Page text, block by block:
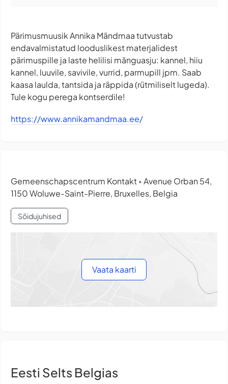
Pärimusmuusik Annika Mändmaa tutvustab
endavalmistatud looduslikest materjalidest
pärimuspille ja laste helilisi mänguasju: kannel, hiiu
kannel, luuvile, savivile, vurrid, parmupill jpm. Saab
kaasa laulda, tantsida ja räppida (rütmiliselt lugeda).
Tule kogu perega kontserdile!
https://www.annikamandmaa.ee/
Gemeenschapscentrum Kontakt • Avenue Orban 54,
1150 Woluwe-Saint-Pierre, Bruxelles, Belgia
Sõidujuhised
Vaata kaarti
Eesti Selts Belgias